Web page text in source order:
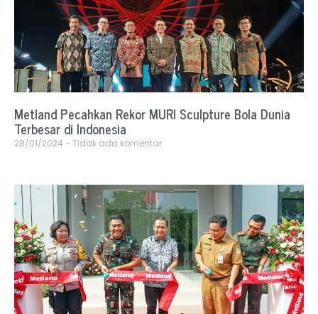
Metland Pecahkan Rekor MURI Sculpture Bola Dunia
Terbesar di Indonesia
28/01/2024 Tidak ada komentar